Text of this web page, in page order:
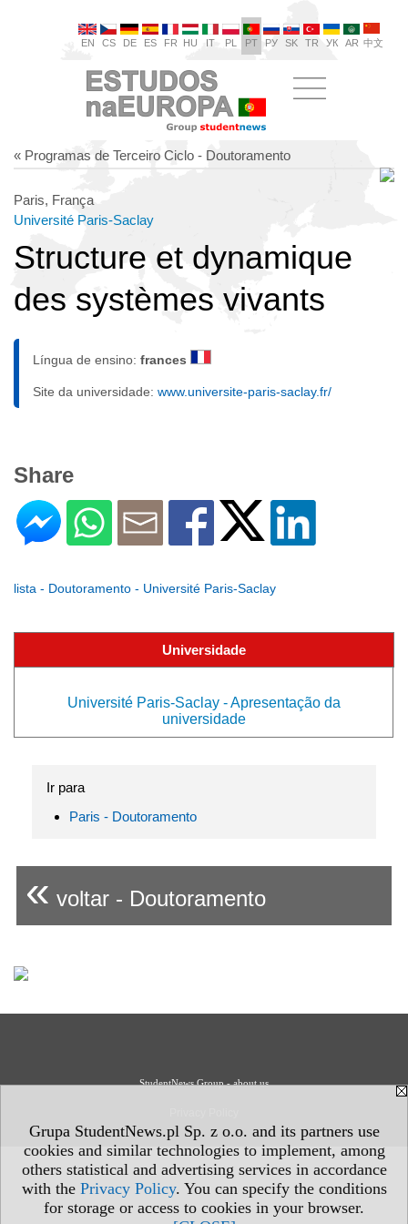
Grupa StudentNews.pl Sp. z o.o. and its partners use
cookies and similar technologies to implement, among
others statistical and advertising services in accordance
with the Privacy Policy. You can specify the conditions
for storage or access to cookies in your browser.
EN CS DE ES FR HU IT PL PT РУ SK TR УК AR 中文
« Programas de Terceiro Ciclo - Doutoramento
Paris, França
Université Paris-Saclay
Structure et dynamique
des systèmes vivants
Língua de ensino: frances
Site da universidade: www.universite-paris-saclay.fr/
Share
lista - Doutoramento - Université Paris-Saclay
Universidade
Université Paris-Saclay - Apresentação da
universidade
Ir para
Paris - Doutoramento
« voltar - Doutoramento
StudentNews Group - about us